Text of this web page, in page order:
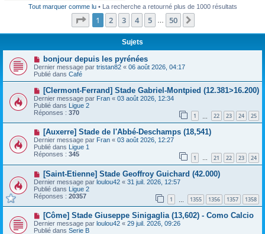
Tout marquer comme lu• La recherche a retourné plus de 1000 résultats
Page 1sur50
1 2 3 4 5 50
Sujets
N
o
u
v
e
u
m
e
s
s
a
g
e
bonjour depuis les pyrénées
Dernier message par tristan82 « 06 août 2026, 04:17
Publié dans Café
N
o
u
v
e
a
m
e
s
s
a
e
[Clermont-Ferrand] Stade Gabriel-Montpied (12.381>16.200)
Dernier message par Fran « 03 août 2026, 12:34
Publié dans Ligue 2
Réponses : 370 1 22 23 24 25
N
o
u
v
e
a
u
m
e
s
s
a
e
[Auxerre] Stade de l'Abbé-Deschamps (18,541)
Dernier message par Fran « 03 août 2026, 12:27
Publié dans Ligue 1
Réponses : 345 1 … 21 22 23 24
N
o
u
v
e
a
m
e
[Saint-Etienne] Stade Geoffroy Guichard (42.000)
Dernier message par loulou42 « 31 juil. 2026, 12:57
Publié dans Ligue 2
Réponses : 20357 1 1355 1356 1357 1358
N
o
u
[Côme] Stade Giuseppe Sinigaglia (13,602) - Como Calcio
Dernier message par loulou42 « 29 juil. 2026, 09:26
Publié dans Serie B